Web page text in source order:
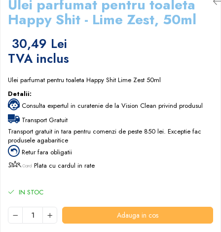
Accesorii detergenti, pompe,
pulverizatoare
Detergenti comerciali
Detergenti covoare, mochete,
tapiterii
Detergenti geamuri
Detergenti pardoseala
Detergenti rufe si tesaturi
Detergenti toaleta, grup sanitar
Room Care
Dezinfectanti profesionali
Dezinfectanti medicali profesionali
Dezinfectanti suprafete
Dispensere / Dozatoare
Ulei parfumat pentru toaleta
Happy Shit - Lime Zest, 50ml
30,49 Lei
TVA inclus
Ulei parfumat pentru toaleta Happy Shit Lime Zest 50ml
Detalii:
Consulta expertul in curatenie de la Vision Clean privind produsul
Transport Gratuit
Transport gratuit in tara pentru comenzi de peste 850 lei. Exceptie fac
produsele agabaritice
Retur fara obligatii
Plata cu cardul in rate
IN STOC
Adauga in cos